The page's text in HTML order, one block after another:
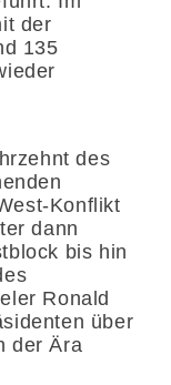
der
135
des
Konflikt
dann
bis hin
Ronald
über
der Ära